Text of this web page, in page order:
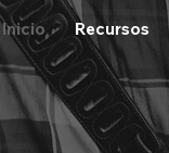
Inicio Recursos